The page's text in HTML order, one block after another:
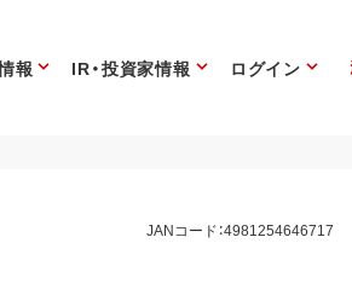
報 IR・投資家情報 ログイン
JANコード：4981254646717